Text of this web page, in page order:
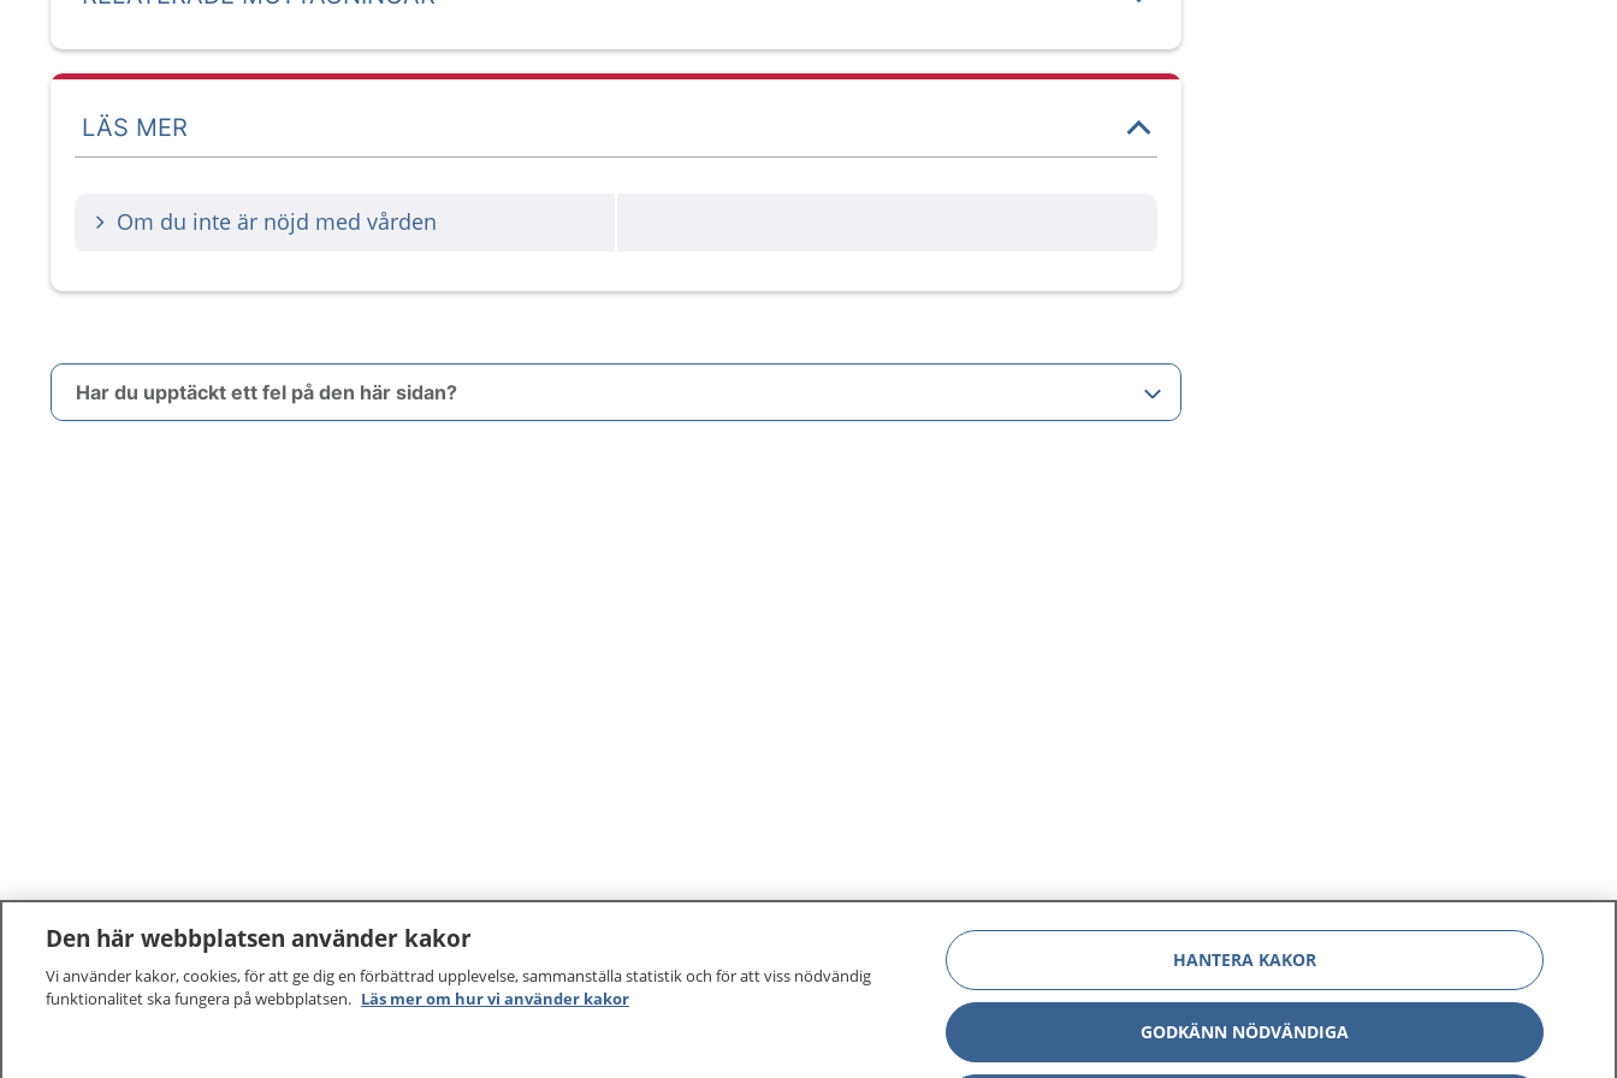
LÄS MER
Om du inte är nöjd med vården
Har du upptäckt ett fel på den här sidan?
Den här webbplatsen använder kakor
Vi använder kakor, cookies, för att ge dig en förbättrad upplevelse, sammanställa statistik och för att viss nödvändig
funktionalitet ska fungera på webbplatsen. Läs mer om hur vi använder kakor
HANTERA KAKOR
GODKÄNN NÖDVÄNDIGA